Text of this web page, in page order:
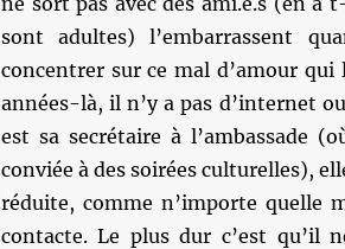
sont adultes) l’embarrassent
concentrer sur ce mal d’amour qui
années-là, il n’y a pas d’internet
est sa secrétaire à l’ambassade
conviée à des soirées culturelles),
réduite, comme n’importe quelle
contacte. Le plus dur c’est qu’il